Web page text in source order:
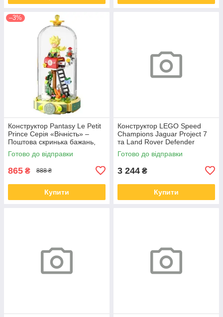
–3%
Конструктор Pantasy Le Petit
Prince Серія «Вічність» –
Поштова скринька бажань,
185 деталей (86323)
Готово до відправки
865 ₴ 888 ₴
Купити
Конструктор LEGO Speed
Champions Jaguar Project 7
та Land Rover Defender
(77264)
Готово до відправки
3 244 ₴
Купити